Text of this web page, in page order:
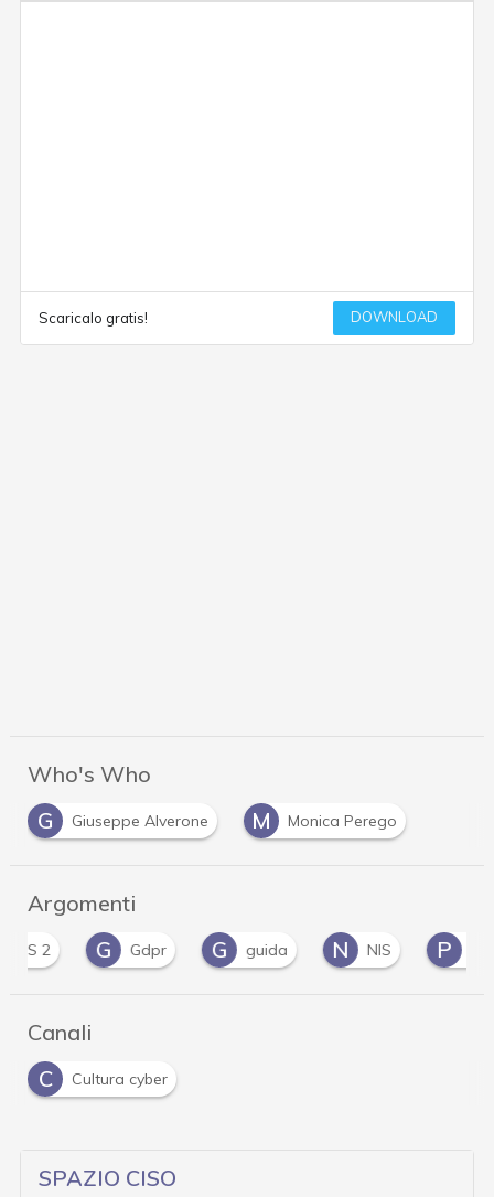
Scaricalo gratis! DOWNLOAD
Who's Who
G
Giuseppe Alverone M Monica Perego
Argomenti
G
Gdpr G guida N NIS P Privacy
Canali
C
Cultura cyber
SPAZIO CISO